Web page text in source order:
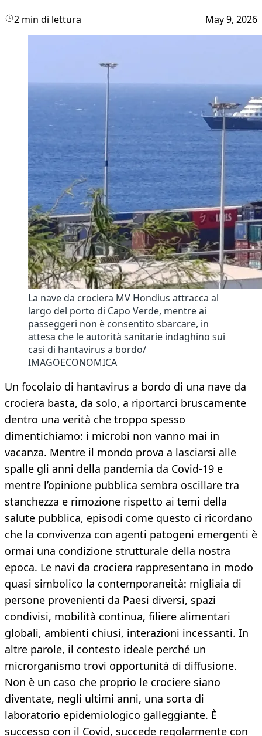
2 min di lettura May 9, 2026
La nave da crociera MV Hondius attracca al
largo del porto di Capo Verde, mentre ai
passeggeri non è consentito sbarcare, in
attesa che le autorità sanitarie indaghino sui
casi di hantavirus a bordo/
IMAGOECONOMICA
Un focolaio di hantavirus a bordo di una nave da
crociera basta, da solo, a riportarci bruscamente
dentro una verità che troppo spesso
dimentichiamo: i microbi non vanno mai in
vacanza. Mentre il mondo prova a lasciarsi alle
spalle gli anni della pandemia da Covid-19 e
mentre l’opinione pubblica sembra oscillare tra
stanchezza e rimozione rispetto ai temi della
salute pubblica, episodi come questo ci ricordano
che la convivenza con agenti patogeni emergenti è
ormai una condizione strutturale della nostra
epoca. Le navi da crociera rappresentano in modo
quasi simbolico la contemporaneità: migliaia di
persone provenienti da Paesi diversi, spazi
condivisi, mobilità continua, filiere alimentari
globali, ambienti chiusi, interazioni incessanti. In
altre parole, il contesto ideale perché un
microrganismo trovi opportunità di diffusione.
Non è un caso che proprio le crociere siano
diventate, negli ultimi anni, una sorta di
laboratorio epidemiologico galleggiante. È
successo con il Covid, succede regolarmente con